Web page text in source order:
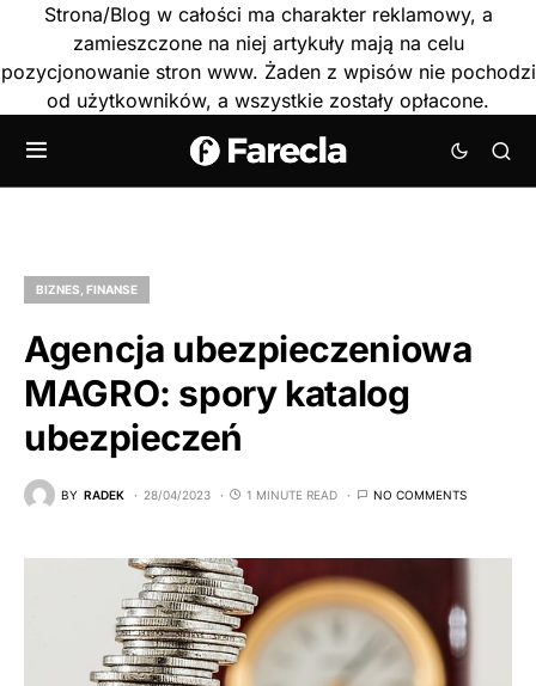
Strona/Blog w całości ma charakter reklamowy, a
zamieszczone na niej artykuły mają na celu
pozycjonowanie stron www. Żaden z wpisów nie pochodzi
od użytkowników, a wszystkie zostały opłacone.
BIZNES, FINANSE
Agencja ubezpieczeniowa
MAGRO: spory katalog
ubezpieczeń
BY RADEK 28/04/2023 1 MINUTE READ NO COMMENTS